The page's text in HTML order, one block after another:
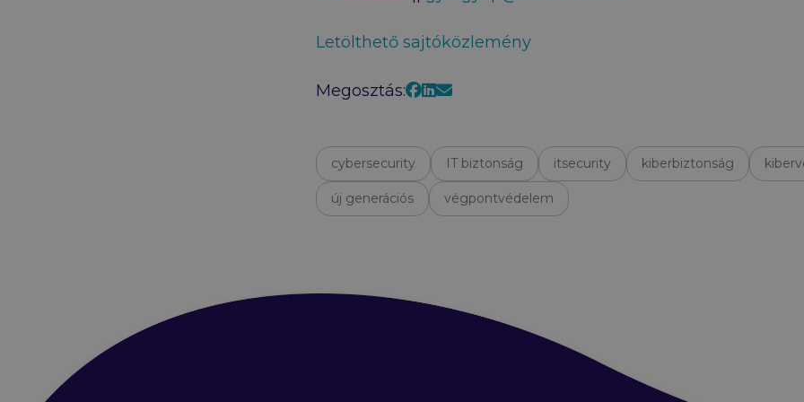
Letölthető sajtóközlemény
Megosztás: Facebook
LinkedIn
E-mail
cybersecurity IT biztonság itsecurity kiberbiztonság
új generációs végpontvédelem